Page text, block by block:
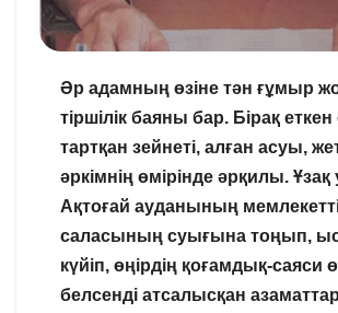
Әр адамның өзіне тән ғұмыр
тіршілік баяны бар. Бірақ еткен
тартқан зейнеті, алған асуы,
әркімнің өмірінде әрқилы. Ұзақ
Ақтоғай ауданының
саласының суығына тоңып,
күйіп, өңірдің қоғамдық-саяси
белсенді атсалысқан